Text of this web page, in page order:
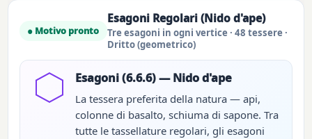
● Motivo pronto
Esagoni Regolari (Nido d'ape)
Tre esagoni in ogni vertice · 48 tessere ·
Dritto (geometrico)
Esagoni (6.6.6) — Nido d'ape
La tessera preferita della natura — api,
colonne di basalto, schiuma di sapone. Tra
tutte le tassellature regolari, gli esagoni